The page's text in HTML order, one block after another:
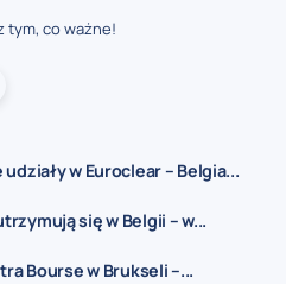
tym, co ważne!
w Euroclear – Belgia...
się w Belgii – w...
Bourse w Brukseli –...